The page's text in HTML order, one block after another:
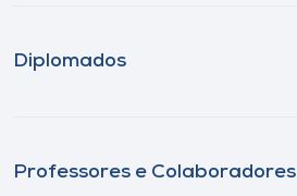
Diplomados
Professores e Colaboradores